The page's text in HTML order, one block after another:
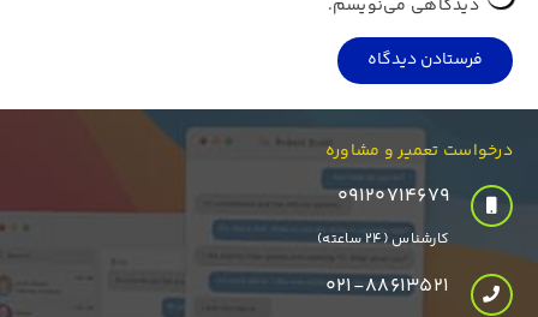
دیدگاهی می‌نویسم.
فرستادن دیدگاه
درخواست تعمیر و مشاوره
۰۹۱۲۰۷۱۴۶۷۹
کارشناس (24 ساعته)
021-88613521